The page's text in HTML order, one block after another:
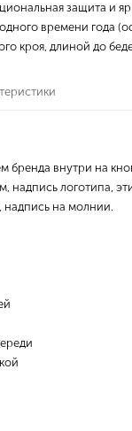
защита и
времени года
кроя, длиной до
бренда внутри на
надпись логотипа,
надпись на молнии.